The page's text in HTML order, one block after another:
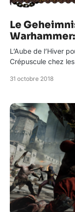
Le
L’Aube de l’Hiver
Crépuscule chez
31 octobre 2018